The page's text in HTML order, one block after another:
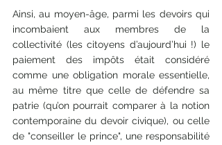
Ainsi, au moyen-âge, parmi les devoirs qui
incombaient aux membres de la
collectivité (les citoyens d’aujourd’hui !) le
paiement des impôts était considéré
comme une obligation morale essentielle,
au même titre que celle de défendre sa
patrie (qu’on pourrait comparer à la notion
contemporaine du devoir civique), ou celle
de "conseiller le prince", une responsabilité